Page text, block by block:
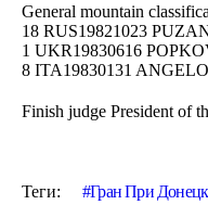
General mountain
18 RUS19821023
1 UKR19830616
8 ITA19830131
Finish judge President of
Теги: Гран При